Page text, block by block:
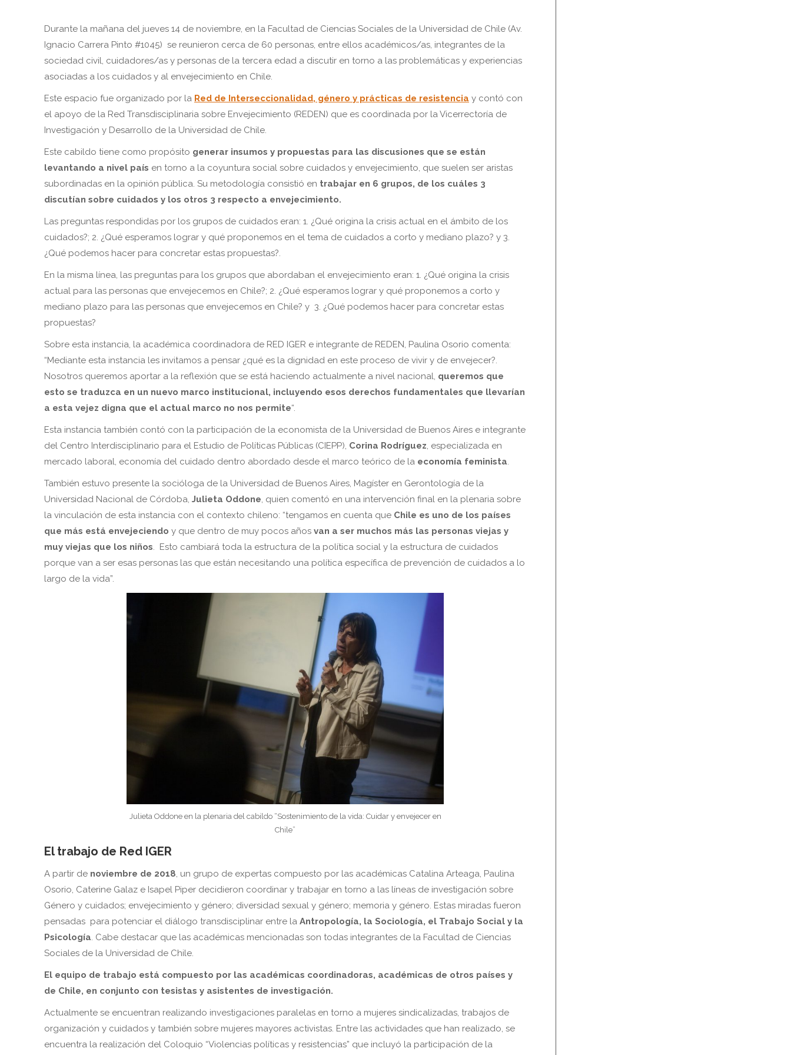
Durante la mañana del jueves 14 de noviembre, en la Facultad de Ciencias Sociales de la Universidad de Chile (Av.
Ignacio Carrera Pinto #1045) se reunieron cerca de 60 personas, entre ellos académicos/as, integrantes de la
sociedad civil, cuidadores/as y personas de la tercera edad a discutir en torno a las problemáticas y experiencias
asociadas a los cuidados y al envejecimiento en Chile.
Este espacio fue organizado por la Red de Interseccionalidad, género y prácticas de resistencia y contó con
el apoyo de la Red Transdisciplinaria sobre Envejecimiento (REDEN) que es coordinada por la Vicerrectoría de
Investigación y Desarrollo de la Universidad de Chile.
Este cabildo tiene como propósito generar insumos y propuestas para las discusiones que se están
levantando a nivel país en torno a la coyuntura social sobre cuidados y envejecimiento, que suelen ser aristas
subordinadas en la opinión pública. Su metodología consistió en trabajar en 6 grupos, de los cuáles 3
discutían sobre cuidados y los otros 3 respecto a envejecimiento.
Las preguntas respondidas por los grupos de cuidados eran: 1. ¿Qué origina la crisis actual en el ámbito de los
cuidados?; 2. ¿Qué esperamos lograr y qué proponemos en el tema de cuidados a corto y mediano plazo? y 3.
¿Qué podemos hacer para concretar estas propuestas?.
En la misma línea, las preguntas para los grupos que abordaban el envejecimiento eran: 1. ¿Qué origina la crisis
actual para las personas que envejecemos en Chile?; 2. ¿Qué esperamos lograr y qué proponemos a corto y
mediano plazo para las personas que envejecemos en Chile? y 3. ¿Qué podemos hacer para concretar estas
propuestas?
Sobre esta instancia, la académica coordinadora de RED IGER e integrante de REDEN, Paulina Osorio comenta:
“Mediante esta instancia les invitamos a pensar ¿qué es la dignidad en este proceso de vivir y de envejecer?.
Nosotros queremos aportar a la reflexión que se está haciendo actualmente a nivel nacional, queremos que
esto se traduzca en un nuevo marco institucional, incluyendo esos derechos fundamentales que llevarían
a esta vejez digna que el actual marco no nos permite“.
Esta instancia también contó con la participación de la economista de la Universidad de Buenos Aires e integrante
del Centro Interdisciplinario para el Estudio de Políticas Públicas (CIEPP), Corina Rodríguez, especializada en
mercado laboral, economía del cuidado dentro abordado desde el marco teórico de la economía feminista.
También estuvo presente la socióloga de la Universidad de Buenos Aires, Magíster en Gerontología de la
Universidad Nacional de Córdoba, Julieta Oddone, quien comentó en una intervención final en la plenaria sobre
la vinculación de esta instancia con el contexto chileno: “tengamos en cuenta que Chile es uno de los países
que más está envejeciendo y que dentro de muy pocos años van a ser muchos más las personas viejas y
muy viejas que los niños. Esto cambiará toda la estructura de la política social y la estructura de cuidados
porque van a ser esas personas las que están necesitando una política específica de prevención de cuidados a lo
largo de la vida”.
Julieta Oddone en la plenaria del cabildo “Sostenimiento de la vida: Cuidar y envejecer en
Chile”
El trabajo de Red IGER
A partir de noviembre de 2018, un grupo de expertas compuesto por las académicas Catalina Arteaga, Paulina
Osorio, Caterine Galaz e Isapel Piper decidieron coordinar y trabajar en torno a las líneas de investigación sobre
Género y cuidados; envejecimiento y género; diversidad sexual y género; memoria y género. Estas miradas fueron
pensadas para potenciar el diálogo transdisciplinar entre la Antropología, la Sociología, el Trabajo Social y la
Psicología. Cabe destacar que las académicas mencionadas son todas integrantes de la Facultad de Ciencias
Sociales de la Universidad de Chile.
El equipo de trabajo está compuesto por las académicas coordinadoras, académicas de otros países y
de Chile, en conjunto con tesistas y asistentes de investigación.
Actualmente se encuentran realizando investigaciones paralelas en torno a mujeres sindicalizadas, trabajos de
organización y cuidados y también sobre mujeres mayores activistas. Entre las actividades que han realizado, se
encuentra la realización del Coloquio “Violencias políticas y resistencias” que incluyó la participación de la